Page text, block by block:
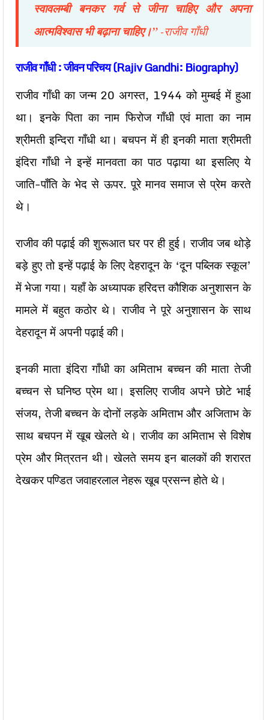
स्वावलम्बी बनकर गर्व से जीना चाहिए और अपना
आत्मविश्वास भी बढ़ाना चाहिए।”-राजीव गाँधी
राजीव गाँधी : जीवन परिचय (Rajiv Gandhi: Biography)
राजीव गाँधी का जन्म 20 अगस्त, 1944 को मुम्बई में हुआ
था। इनके पिता का नाम फिरोज गाँधी एवं माता का नाम
श्रीमती इन्दिरा गाँधी था। बचपन में ही इनकी माता श्रीमती
इंदिरा गाँधी ने इन्हें मानवता का पाठ पढ़ाया था इसलिए ये
जाति-पाँति के भेद से ऊपर. पूरे मानव समाज से प्रेम करते
थे।
राजीव की पढ़ाई की शुरूआत घर पर ही हुई। राजीव जब थोड़े
बड़े हुए तो इन्हें पढ़ाई के लिए देहरादून के ‘दून पब्लिक स्कूल’
में भेजा गया। यहाँ के अध्यापक हरिदत्त कौशिक अनुशासन के
मामले में बहुत कठोर थे। राजीव ने पूरे अनुशासन के साथ
देहरादून में अपनी पढ़ाई की।
इनकी माता इंदिरा गाँधी का अमिताभ बच्चन की माता तेजी
बच्चन से घनिष्ठ प्रेम था। इसलिए राजीव अपने छोटे भाई
संजय, तेजी बच्चन के दोनों लड़के अमिताभ और अजिताभ के
साथ बचपन में खूब खेलते थे। राजीव का अमिताभ से विशेष
प्रेम और मित्रतन थी। खेलते समय इन बालकों की शरारत
देखकर पण्डित जवाहरलाल नेहरू खूब प्रसन्न होते थे।